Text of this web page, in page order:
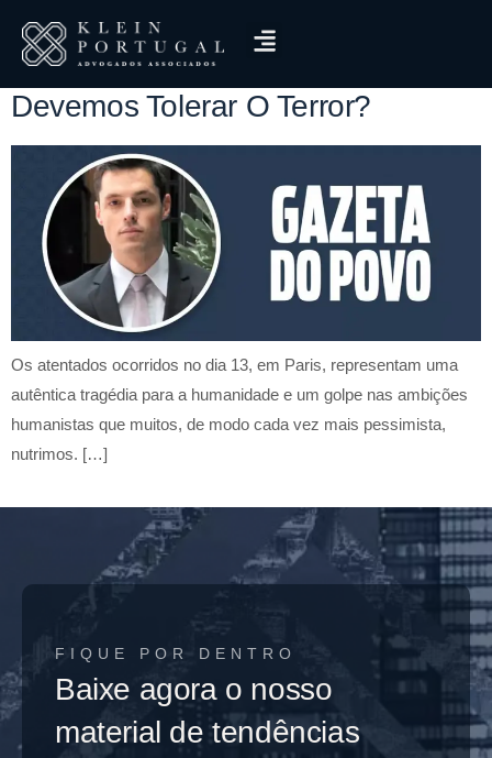
Tag:Gazeta
Devemos Tolerar O Terror?
Os atentados ocorridos no dia 13, em Paris, representam uma
autêntica tragédia para a humanidade e um golpe nas ambições
humanistas que muitos, de modo cada vez mais pessimista,
nutrimos. […]
FIQUE POR DENTRO
Baixe agora o nosso
material de tendências